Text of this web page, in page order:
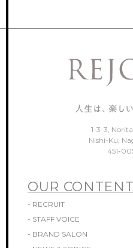
1-3-3,
Nishi-Ku,
451-
OUR
- RECRUIT
- STAFF VOICE
- BRAND SALON